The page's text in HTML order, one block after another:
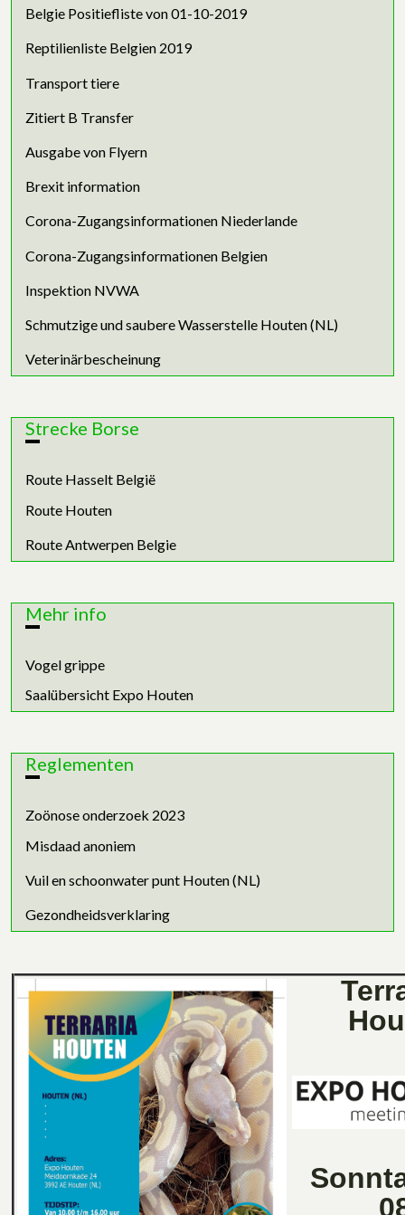
Belgie Positiefliste von 01-10-2019
Reptilienliste Belgien 2019
Transport tiere
Zitiert B Transfer
Ausgabe von Flyern
Brexit information
Corona-Zugangsinformationen Niederlande
Corona-Zugangsinformationen Belgien
Inspektion NVWA
Schmutzige und saubere Wasserstelle Houten (NL)
Veterinärbescheinung
Strecke Borse
Route Hasselt België
Route Houten
Route Antwerpen Belgie
Mehr info
Vogel grippe
Saalübersicht Expo Houten
Reglementen
Zoönose onderzoek 2023
Misdaad anoniem
Vuil en schoonwater punt Houten (NL)
Gezondheidsverklaring